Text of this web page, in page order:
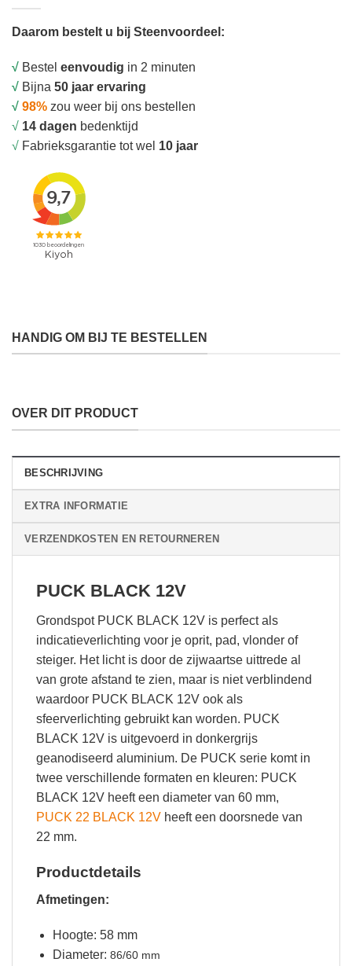
Daarom bestelt u bij Steenvoordeel:
√ Bestel eenvoudig in 2 minuten
√ Bijna 50 jaar ervaring
√ 98% zou weer bij ons bestellen
√ 14 dagen bedenktijd
√ Fabrieksgarantie tot wel 10 jaar
HANDIG OM BIJ TE BESTELLEN
OVER DIT PRODUCT
BESCHRIJVING
EXTRA INFORMATIE
VERZENDKOSTEN EN RETOURNEREN
PUCK BLACK 12V
Grondspot PUCK BLACK 12V is perfect als
indicatieverlichting voor je oprit, pad, vlonder of
steiger. Het licht is door de zijwaartse uittrede al
van grote afstand te zien, maar is niet verblindend
waardoor PUCK BLACK 12V ook als
sfeerverlichting gebruikt kan worden. PUCK
BLACK 12V is uitgevoerd in donkergrijs
geanodiseerd aluminium. De PUCK serie komt in
twee verschillende formaten en kleuren: PUCK
BLACK 12V heeft een diameter van 60 mm,
PUCK 22 BLACK 12V heeft een doorsnede van
22 mm.
Productdetails
Afmetingen:
Hoogte: 58 mm
Diameter: 86/60 mm